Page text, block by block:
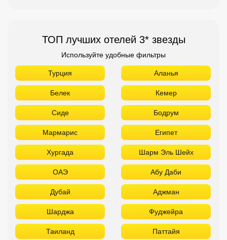
ТОП лучших отелей 3* звезды
Используйте удобные фильтры
Турция Аланья
Белек Кемер
Сиде Бодрум
Мармарис Египет
Хургада Шарм Эль Шейх
ОАЭ Абу Даби
Дубай Аджман
Шарджа Фуджейра
Таиланд Паттайя